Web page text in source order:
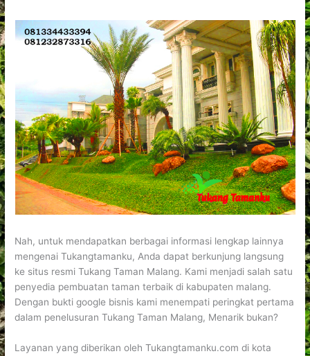
Nah, untuk mendapatkan berbagai informasi lengkap lainnya
mengenai Tukangtamanku, Anda dapat berkunjung langsung
ke situs resmi Tukang Taman Malang. Kami menjadi salah satu
penyedia pembuatan taman terbaik di kabupaten malang.
Dengan bukti google bisnis kami menempati peringkat pertama
dalam penelusuran Tukang Taman Malang, Menarik bukan?
Layanan yang diberikan oleh Tukangtamanku.com di kota